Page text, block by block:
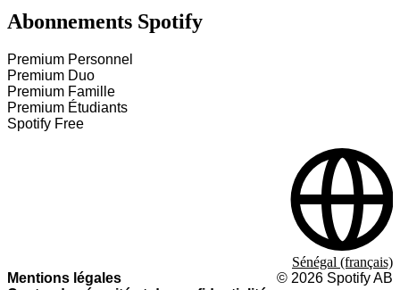
Abonnements Spotify
Premium Personnel
Premium Duo
Premium Famille
Premium Étudiants
Spotify Free
Mentions légales
© 2026 Spotify AB
Sénégal (français)